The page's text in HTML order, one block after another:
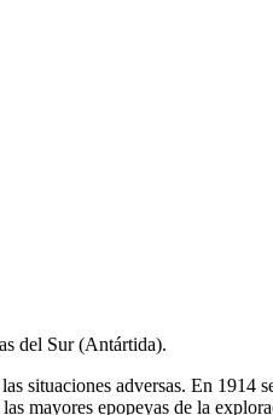
del Sur (Antártida).
situaciones adversas. En 1914
mayores epopeyas de la